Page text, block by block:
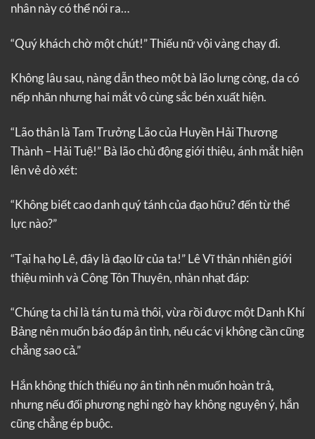
nhân này có thể nói ra…
“Quý khách chờ một chút!” Thiếu nữ vội vàng chạy đi.
Không lâu sau, nàng dẫn theo một bà lão lưng còng, da có
nếp nhăn nhưng hai mắt vô cùng sắc bén xuất hiện.
“Lão thân là Tam Trưởng Lão của Huyền Hải Thương
Thành – Hải Tuệ!” Bà lão chủ động giới thiệu, ánh mắt hiện
lên vẻ dò xét:
“Không biết cao danh quý tánh của đạo hữu? đến từ thế
lực nào?”
“Tại hạ họ Lê, đây là đạo lữ của ta!” Lê Vĩ thản nhiên giới
thiệu mình và Công Tôn Thuyên, nhàn nhạt đáp:
“Chúng ta chỉ là tán tu mà thôi, vừa rồi được một Danh Khí
Bảng nên muốn báo đáp ân tình, nếu các vị không cần cũng
chẳng sao cả.”
Hắn không thích thiếu nợ ân tình nên muốn hoàn trả,
nhưng nếu đối phương nghi ngờ hay không nguyện ý, hắn
cũng chẳng ép buộc.